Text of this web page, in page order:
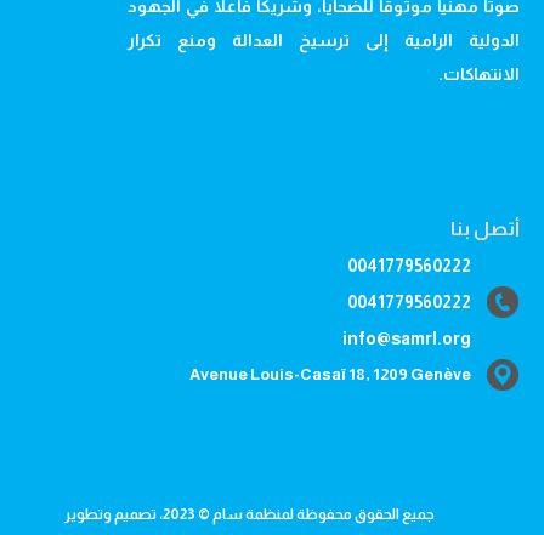
صوتا مهنيا موثوقا للضحايا، وشريكا فاعلا في الجهود
الدولية الرامية إلى ترسيخ العدالة ومنع تكرار
الانتهاكات.
أتصل بنا
0041779560222
0041779560222
info@samrl.org
Avenue Louis-Casaï 18, 1209 Genève
جميع الحقوق محفوظة لمنظمة سام © 2023، تصميم وتطوير